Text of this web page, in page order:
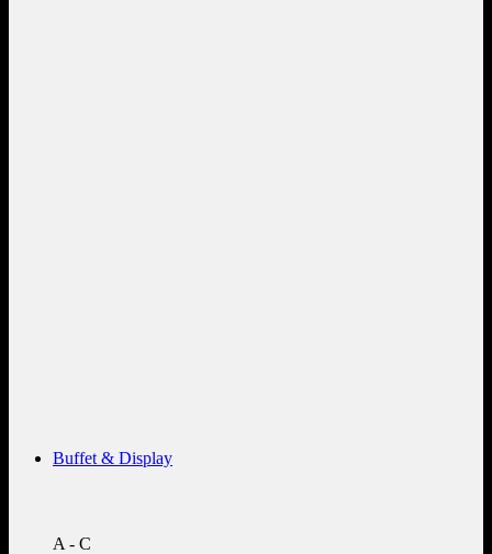
Buffet & Display
A - C